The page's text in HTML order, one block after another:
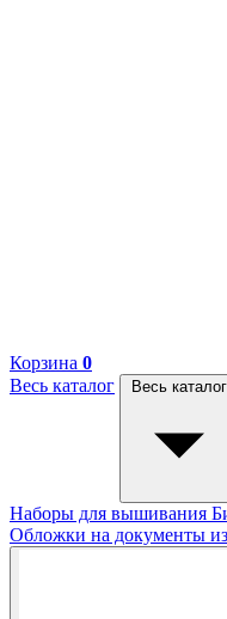
Корзина 0
Весь каталог
Весь каталог
Наборы для вышивания
Обложки на документы